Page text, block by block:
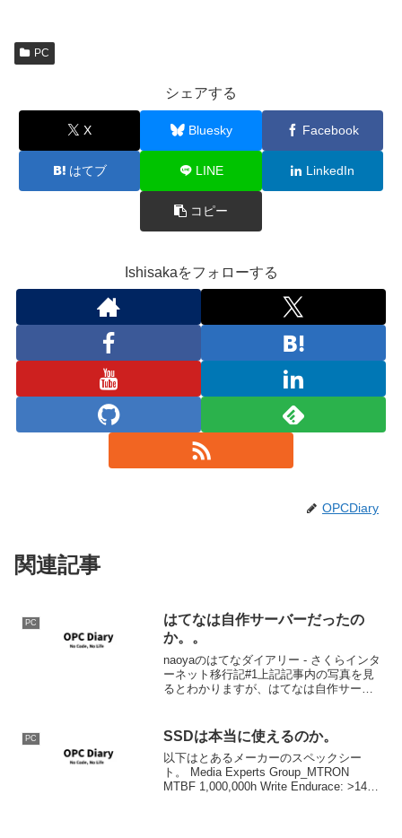
PC
シェアする
X Bluesky Facebook
はてブ LINE LinkedIn
コピー
Ishisakaをフォローする
OPCDiary
関連記事
PC
はてなは自作サーバーだったの
か。。
naoyaのはてなダイアリー - さくらインタ
ーネット移行記#1上記記事内の写真を見
るとわかりますが、はてなは自作サーバ
力でみんなはてなダイアリーとかをタダ
で使えるわけ...
PC SSDは本当に使えるのか。
以下はとあるメーカーのスペックシー
ト。 Media Experts Group_MTRON
MTBF 1,000,000h Write Endurace: >140